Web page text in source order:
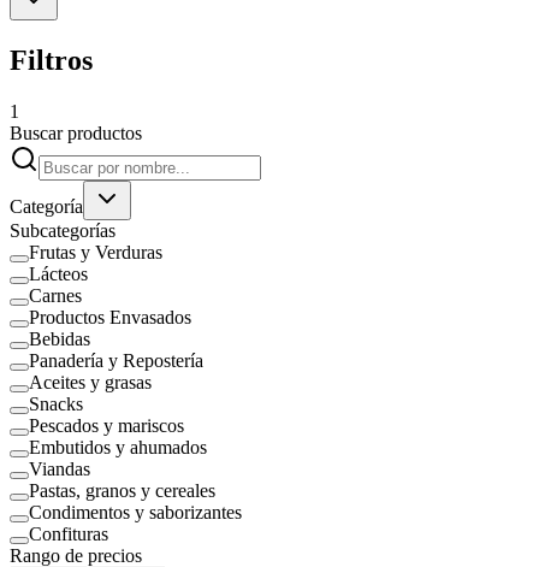
Filtros
1
Buscar productos
Categoría
Subcategorías
Frutas y Verduras
Lácteos
Carnes
Productos Envasados
Bebidas
Panadería y Repostería
Aceites y grasas
Snacks
Pescados y mariscos
Embutidos y ahumados
Viandas
Pastas, granos y cereales
Condimentos y saborizantes
Confituras
Rango de precios